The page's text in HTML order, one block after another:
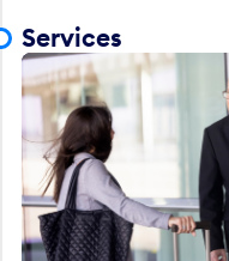
Services